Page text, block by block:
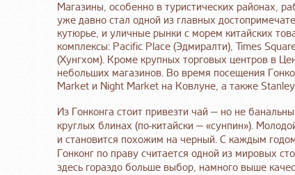
Магазины, особенно в туристических районах,
уже давно стал одной из главных
кутюрье, и уличные рынки с морем китайских
комплексы: Pacific Place (Эдмиралти), Times
(Хунгхом). Кроме крупных торговых центров в
небольших магазинов. Во время посещения
Market и Night Market на Ковлуне, а также
Из Гонконга стоит привезти чай — но не
круглых блинах (по-китайски — «сунпин»).
и становится похожим на черный. С каждым
Гонконг по праву считается одной из мировых
здесь гораздо больше выбор, намного выше